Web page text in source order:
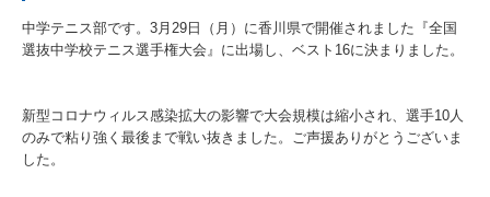
中学テニス部です。 3月 29 日（月）に香川県で開催されました『全国
選抜中学校テニス選手権大会』に出場し、ベスト 16に決まりました。
新型コロナウィルス感染拡大の影響で大会規模は縮小され、選手10人
のみで粘り強く最後まで戦い抜きました。ご声援ありがとうございま
した。